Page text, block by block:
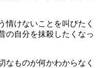
情けないことを叫びたく
の自分を抹殺したくなっ
なものが何かわからなく